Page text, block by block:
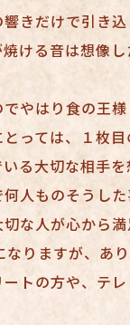
きだけで引き込
ける音は想像
やはり食の王様
っては、１枚
る大切な相手
人ものそうした
な人が心から
りますが、あ
トの方や、テ